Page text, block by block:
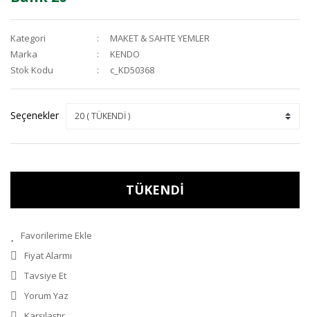
Kategori
MAKET & SAHTE YEMLER
Marka
KENDO
Stok Kodu
c_KD50368
Seçenekler
TÜKENDİ
Fiyat Alarmı
Tavsiye Et
Yorum Yaz